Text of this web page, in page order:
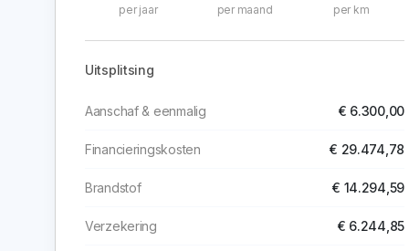
per jaar per maand per km
Uitsplitsing
Aanschaf & eenmalig € 6.300,00
Financieringskosten € 29.474,78
Brandstof € 14.294,59
Verzekering € 6.244,85